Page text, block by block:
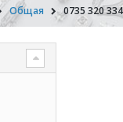
Общая 0735 320